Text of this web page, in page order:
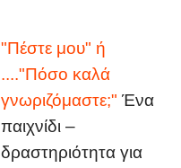
"Πέστε μου" ή
...."Πόσο καλά
γνωριζόμαστε;" Ένα
παιχνίδι –
δραστηριότητα για